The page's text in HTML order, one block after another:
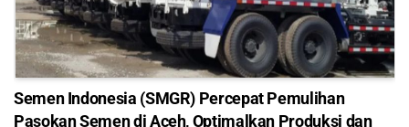
Semen Indonesia (SMGR) Percepat Pemulihan
Pasokan Semen di Aceh, Optimalkan Produksi dan